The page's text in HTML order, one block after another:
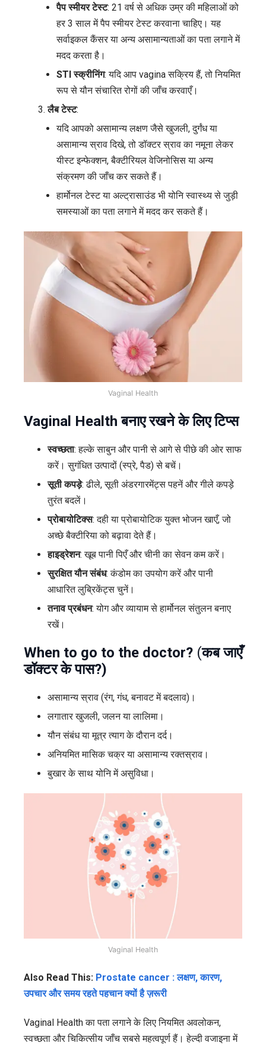
पैप स्मीयर टेस्ट: 21 वर्ष से अधिक उम्र की महिलाओं को
हर 3 साल में पैप स्मीयर टेस्ट करवाना चाहिए। यह
सर्वाइकल कैंसर या अन्य असामान्यताओं का पता लगाने में
मदद करता है।
STI स्क्रीनिंग: यदि आप vagina सक्रिय हैं, तो नियमित
रूप से यौन संचारित रोगों की जाँच करवाएँ।
लैब टेस्ट:
यदि आपको असामान्य लक्षण जैसे खुजली, दुर्गंध या
असामान्य स्राव दिखे, तो डॉक्टर स्राव का नमूना लेकर
यीस्ट इन्फेक्शन, बैक्टीरियल वेजिनोसिस या अन्य
संक्रमण की जाँच कर सकते हैं।
हार्मोनल टेस्ट या अल्ट्रासाउंड भी योनि स्वास्थ्य से जुड़ी
समस्याओं का पता लगाने में मदद कर सकते हैं।
Vaginal Health
Vaginal Health बनाए रखने के लिए टिप्स
स्वच्छता: हल्के साबुन और पानी से आगे से पीछे की ओर साफ
करें। सुगंधित उत्पादों (स्प्रे, पैड) से बचें।
सूती कपड़े: ढीले, सूती अंडरगारमेंट्स पहनें और गीले कपड़े
तुरंत बदलें।
प्रोबायोटिक्स: दही या प्रोबायोटिक युक्त भोजन खाएँ, जो
अच्छे बैक्टीरिया को बढ़ावा देते हैं।
हाइड्रेशन: खूब पानी पिएँ और चीनी का सेवन कम करें।
सुरक्षित यौन संबंध: कंडोम का उपयोग करें और पानी
आधारित लुब्रिकेंट्स चुनें।
तनाव प्रबंधन: योग और व्यायाम से हार्मोनल संतुलन बनाए
रखें।
When to go to the doctor? (कब जाएँ
डॉक्टर के पास?)
असामान्य स्राव (रंग, गंध, बनावट में बदलाव)।
लगातार खुजली, जलन या लालिमा।
यौन संबंध या मूत्र त्याग के दौरान दर्द।
अनियमित मासिक चक्र या असामान्य रक्तस्राव।
बुखार के साथ योनि में असुविधा।
Vaginal Health
Also Read This: Prostate cancer : लक्षण, कारण,
उपचार और समय रहते पहचान क्यों है ज़रूरी
Vaginal Health का पता लगाने के लिए नियमित अवलोकन,
स्वच्छता और चिकित्सीय जाँच सबसे महत्वपूर्ण हैं। हेल्दी वजाइना में